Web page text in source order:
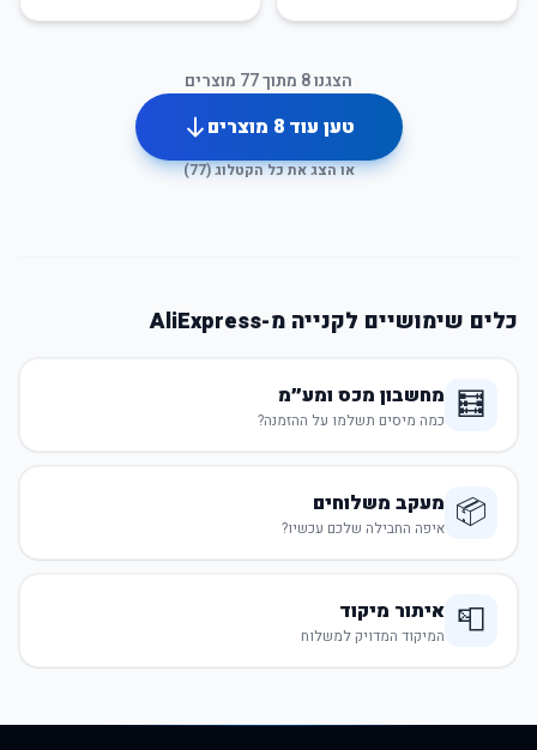
הצגנו8 מתוך77 מוצרים
טען עוד8 מוצרים
או הצג את כל הקטלוג (77
)
כלים שימושיים לקנייה מ-AliExpress
🧮 מחשבון מכס ומע״מ
כמה מיסים תשלמו על ההזמנה?
📦 מעקב משלוחים
איפה החבילה שלכם עכשיו?
📮 איתור מיקוד
המיקוד המדויק למשלוח